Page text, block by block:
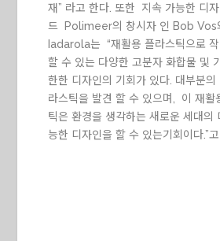
재” 라고 한다. 또한 지속 가능한 디
드 Polimeer의 창시자 인 Bob
Iadarola는 “재활용 플라스틱으로
할 수 있는 다양한 고분자 화합물 및
한한 디자인의 기회가 있다. 대부분의
라스틱을 발견 할 수 있으며, 이 재활
틱은 환경을 생각하는 새로운 세대의
능한 디자인을 할 수 있는기회이다.”